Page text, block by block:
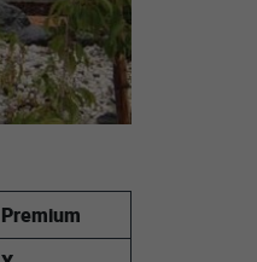
Premium